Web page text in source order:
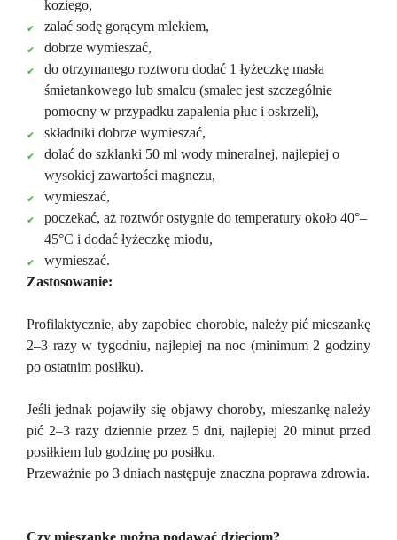
koziego,
zalać sodę gorącym mlekiem,
dobrze wymieszać,
do otrzymanego roztworu dodać 1 łyżeczkę masła
śmietankowego lub smalcu (smalec jest szczególnie
pomocny w przypadku zapalenia płuc i oskrzeli),
składniki dobrze wymieszać,
dolać do szklanki 50 ml wody mineralnej, najlepiej o
wysokiej zawartości magnezu,
wymieszać,
poczekać, aż roztwór ostygnie do temperatury około 40°–
45°С i dodać łyżeczkę miodu,
wymieszać.
Zastosowanie:
Profilaktycznie, aby zapobiec chorobie, należy pić mieszankę
2–3 razy w tygodniu, najlepiej na noc (minimum 2 godziny
po ostatnim posiłku).
Jeśli jednak pojawiły się objawy choroby, mieszankę należy
pić 2–3 razy dziennie przez 5 dni, najlepiej 20 minut przed
posiłkiem lub godzinę po posiłku.
Przeważnie po 3 dniach następuje znaczna poprawa zdrowia.
Czy mieszankę można podawać dzieciom?